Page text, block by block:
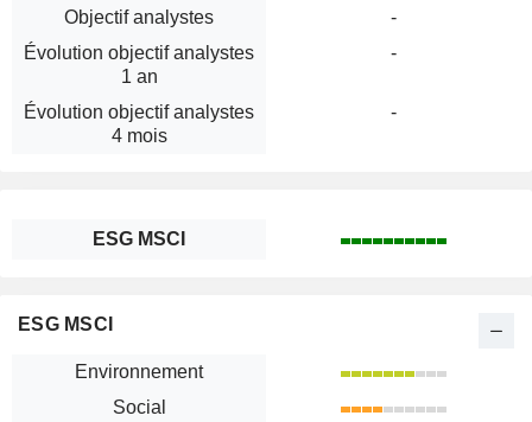
Objectif analystes
-
Évolution objectif analystes
1 an
-
Évolution objectif analystes
4 mois
-
ESG MSCI
ESG MSCI
Environnement
Social